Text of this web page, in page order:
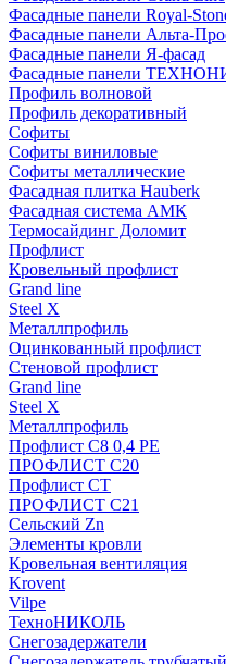
Фасадные панели Royal-
Фасадные панели Альта-
Фасадные панели Я-фасад
Фасадные панели
Профиль волновой
Профиль декоративный
Софиты
Софиты виниловые
Софиты металлические
Фасадная плитка Hauberk
Фасадная система АМК
Термосайдинг Доломит
Профлист
Кровельный профлист
Grand line
Steel X
Металлпрофиль
Оцинкованный профлист
Стеновой профлист
Grand line
Steel X
Металлпрофиль
Профлист С8 0,4 РЕ
ПРОФЛИСТ С20
Профлист СТ
ПРОФЛИСТ С21
Сельский Zn
Элементы кровли
Кровельная вентиляция
Krovent
Vilpe
ТехноНИКОЛЬ
Снегозадержатели